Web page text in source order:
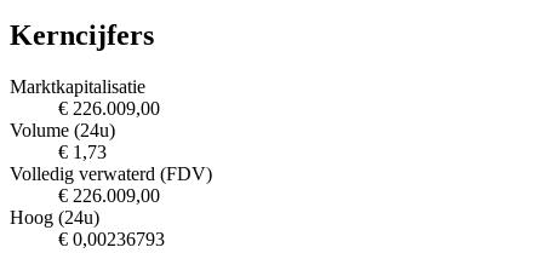
Kerncijfers
Marktkapitalisatie
€ 226.009,00
Volume (24u)
€ 1,73
Volledig verwaterd (FDV)
€ 226.009,00
Hoog (24u)
€ 0,00236793